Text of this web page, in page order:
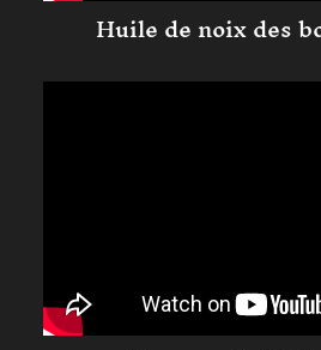
Huile de noix des